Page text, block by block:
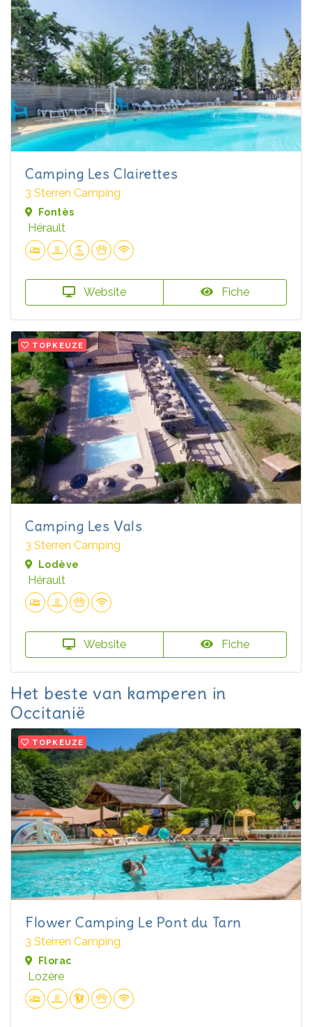
Camping Les Clairettes
3 Sterren Camping
Fontès
Hérault
Website Fiche
TOPKEUZE
Camping Les Vals
3 Sterren Camping
Lodève
Hérault
Website Fiche
Het beste van kamperen in
Occitanië
TOPKEUZE
Flower Camping Le Pont du Tarn
3 Sterren Camping
Florac
Lozère